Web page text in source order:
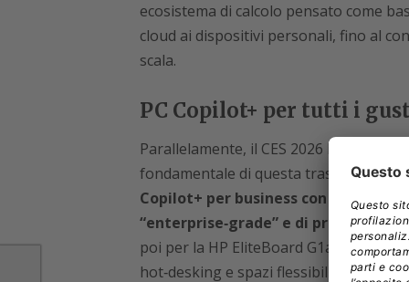
ecosistema di calcolo pensato come
cloud ai dispositivi personali, fino al
scala.
PC Copilot+ per tutti i
Parallelamente, il CES 2026 ha
fondamentale di questa
Copilot+ per business con IA
“enterprise‑grade” e di protezione
poi per la HP EliteBoard G1a, un
hot‑desking e spazi flessibili.